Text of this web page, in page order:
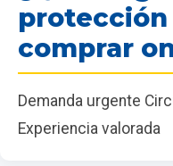
comprar
Demanda urgente
Experiencia valorada